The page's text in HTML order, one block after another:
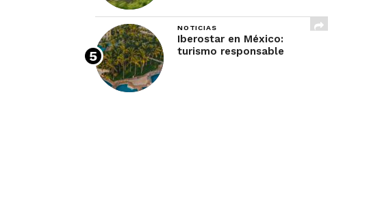
NOTICIAS
Iberostar en México:
turismo responsable